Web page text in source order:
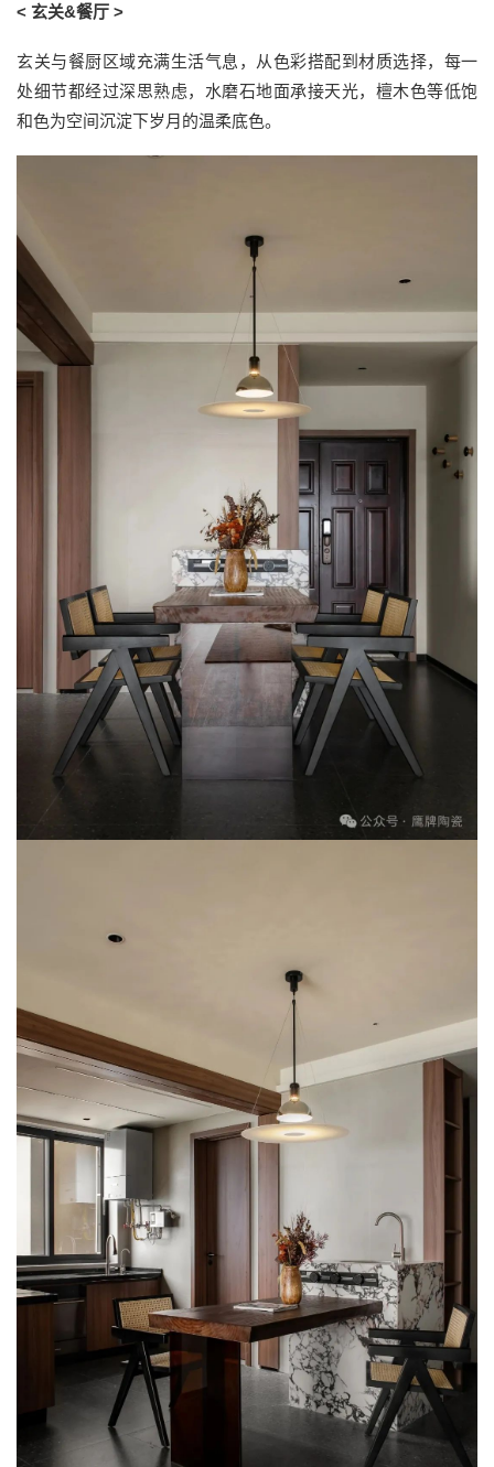
< 玄关&餐厅 >
玄关与餐厨区域充满生活气息，从色彩搭配到材质选择，每一
处细节都经过深思熟虑，水磨石地面承接天光，檀木色等低饱
和色为空间沉淀下岁月的温柔底色。